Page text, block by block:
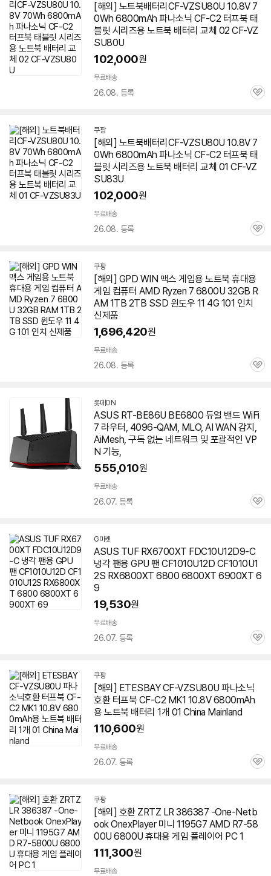
[해외] 노트북배터리CF-VZSU80U 10.8V 7
0Wh 6800mAh 파나소닉 CF-C2 터프북 태
블릿 시리즈용 노트북 배터리 교체 02 CF-VZ
SU80U
102,000원
무료배송
26.08. 등록
관
쿠팡
[해외] 노트북배터리CF-VZSU80U 10.8V 7
0Wh 6800mAh 파나소닉 CF-C2 터프북 태
블릿 시리즈용 노트북 배터리 교체 01 CF-VZ
SU83U
102,000원
무료배송
26.08. 등록
관
쿠팡
[해외] GPD WIN 맥스 게임용 노트북 휴대용
게임 컴퓨터 AMD Ryzen 7 6800U 32GB R
AM 1TB 2TB SSD 윈도우 11 4G 101 인치
신제품
1,696,420원
무료배송
26.08. 등록
관
롯데ON
ASUS RT-BE86U BE6800 듀얼 밴드 WiFi
7 라우터, 4096-QAM, MLO, AI WAN 감지,
AiMesh, 구독 없는 네트워크 및 포괄적인 VP
N 기능,
555,010원
무료배송
26.07. 등록
관
G마켓
ASUS TUF RX6700XT FDC10U12D9-C
냉각 팬용 GPU 팬 CF1010U12D CF1010U1
2S RX6800XT 6800 6800XT 6900XT 6
9
19,530원
무료배송
26.07. 등록
관
쿠팡
[해외] ETESBAY CF-VZSU80U 파나소닉
호환 터프북 CF-C2 MK1 10.8V 6800mAh
용 노트북 배터리 1개 01 China Mainland
110,600원
무료배송
26.07. 등록
관
쿠팡
[해외] 호환 ZRTZ LR 386387 -One-Netb
ook OnexPlayer 미니 1195G7 AMD R7-58
00U 6800U 휴대용 게임 플레이어 PC 1
111,300원
무료배송